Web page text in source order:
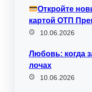
Откройте
картой ОТП
10.06.2026
Любовь: когда
лочах
10.06.2026